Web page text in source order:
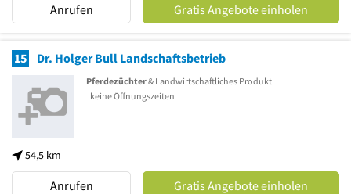
Anrufen Gratis Angebote einholen
15 Dr. Holger Bull Landschaftsbetrieb
54,5 km
Pferdezüchter& Landwirtschaftliches Produkt
keine Öffnungszeiten
Anrufen Gratis Angebote einholen